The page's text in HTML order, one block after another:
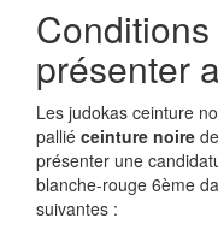
présenter
Les judokas ceinture
pallié ceinture noire
présenter une
blanche-rouge 6ème
suivantes :